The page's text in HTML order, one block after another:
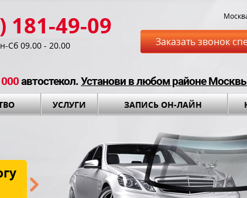
181-49-09
Сб 09.00 - 20.00 Заказать звонок
автостекол.Установи в любом районе
УСЛУГИ ЗАПИСЬ ОН-ЛАЙН
Бесплатная доставка до
установки и установочный комплект в